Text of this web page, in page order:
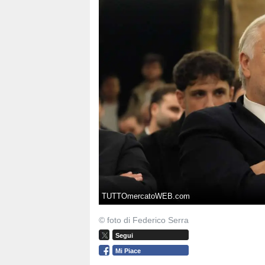
TUTTOmercatoWEB.com
© foto di Federico Serra
Segui
Mi Piace